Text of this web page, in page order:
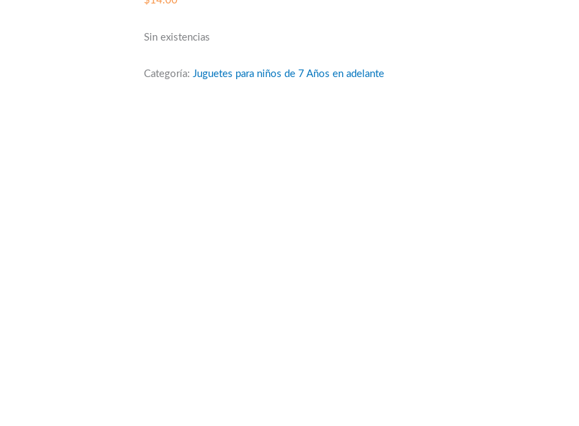
Sin existencias
Categoría: Juguetes para niños de 7 Años en adelante